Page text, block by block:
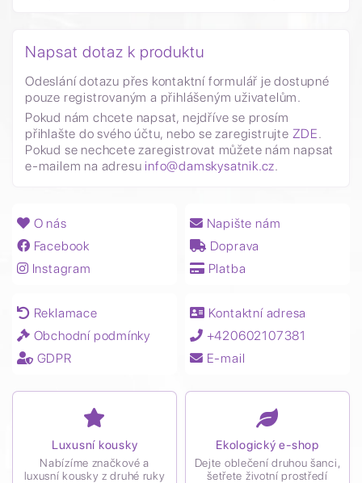
Napsat dotaz k produktu
Odeslání dotazu přes kontaktní formulář je dostupné
pouze registrovaným a přihlášeným uživatelům.
Pokud nám chcete napsat, nejdříve se prosím
přihlašte do svého účtu, nebo se zaregistrujte ZDE.
Pokud se nechcete zaregistrovat můžete nám napsat
e-mailem na adresu info@damskysatnik.cz.
O nás
Facebook
Instagram
Napište nám
Doprava
Platba
Reklamace
Obchodní podmínky
GDPR
Kontaktní adresa
+420602107381
E-mail
Luxusní kousky
Nabízíme značkové a
luxusní kousky z druhé ruky
Ekologický e-shop
Dejte oblečení druhou šanci,
šetřete životní prostředí